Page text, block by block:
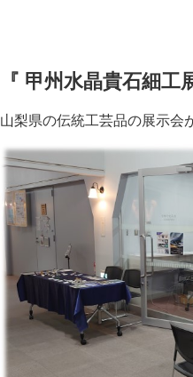
『 甲州水晶貴石細工
山梨県の伝統工芸品の展示会